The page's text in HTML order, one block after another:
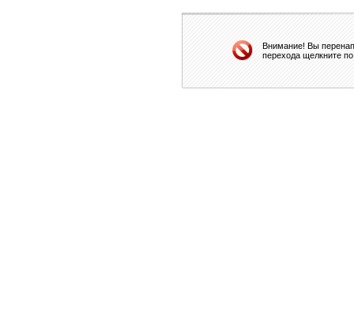
Внимание! Вы
перехода щелкните